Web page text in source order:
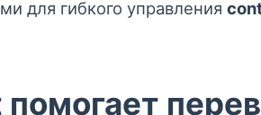
для гибкого управления